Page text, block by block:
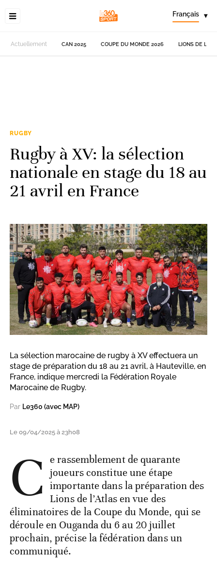
Français ▾
Actuellement CAN 2025 COUPE DU MONDE 2026 LIONS DE
RUGBY
Rugby à XV: la sélection
nationale en stage du 18 au
21 avril en France
La sélection marocaine de rugby à XV effectuera un
stage de préparation du 18 au 21 avril, à Hauteville, en
France, indique mercredi la Fédération Royale
Marocaine de Rugby.
Par Le360 (avec MAP)
Le 09/04/2025 à 23h08
C e rassemblement de quarante
joueurs constitue une étape
importante dans la préparation des
Lions de l’Atlas en vue des
éliminatoires de la Coupe du Monde, qui se
déroule en Ouganda du 6 au 20 juillet
prochain, précise la fédération dans un
communiqué.